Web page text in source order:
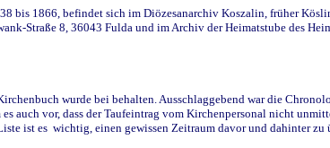
bis 1866, befindet sich im Diözesanarchiv Koszalin, früher
Straße 8, 36043 Fulda und im Archiv der Heimatstube des
wurde bei behalten. Ausschlaggebend war die
auch vor, dass der Taufeintrag vom Kirchenpersonal nicht
ist es wichtig, einen gewissen Zeitraum davor und dahinter